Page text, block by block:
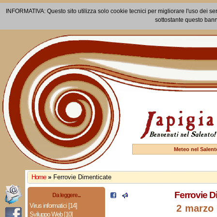
INFORMATIVA: Questo sito utilizza solo cookie tecnici per migliorare l'uso dei
sottostante questo
Meteo nel
Home » Ferrovie Dimenticate
Da leggere...
Virus informatici [14]
Sviluppo Web [10]
Ferrovie
2 marzo